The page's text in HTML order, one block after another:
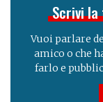
Scrivi
Vuoi parlare
amico o che
farlo e